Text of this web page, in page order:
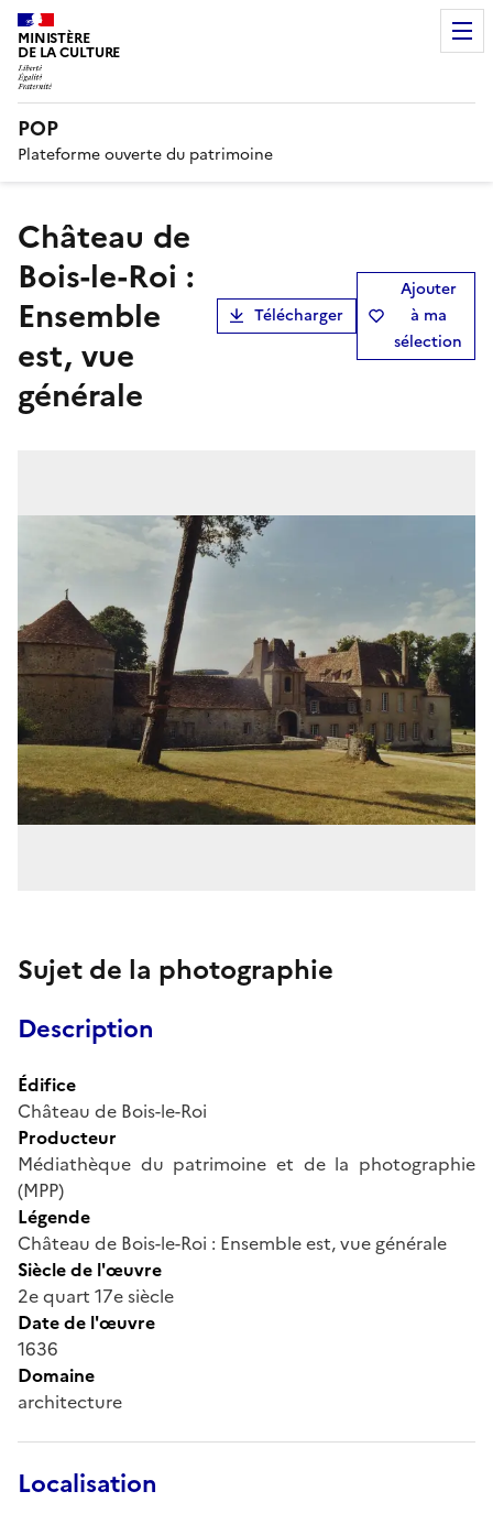
MINISTÈRE
DE LA CULTURE
POP
Plateforme ouverte du patrimoine
Château de
Bois-le-Roi :
Ensemble
est, vue
générale
Télécharger
Ajouter
à ma
sélection
Sujet de la photographie
Description
Édifice
Château de Bois-le-Roi
Producteur
Médiathèque du patrimoine et de la photographie
(MPP)
Légende
Château de Bois-le-Roi : Ensemble est, vue générale
Siècle de l'œuvre
2e quart 17e siècle
Date de l'œuvre
1636
Domaine
architecture
Localisation